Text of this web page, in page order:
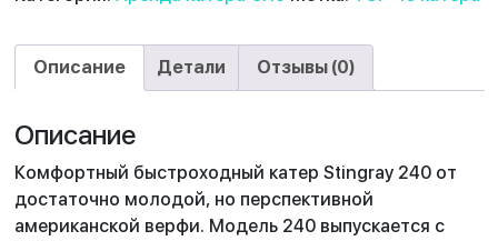
Описание Детали Отзывы (0)
Описание
Комфортный быстроходный катер Stingray 240 от
достаточно молодой, но перспективной
американской верфи. Модель 240 выпускается с